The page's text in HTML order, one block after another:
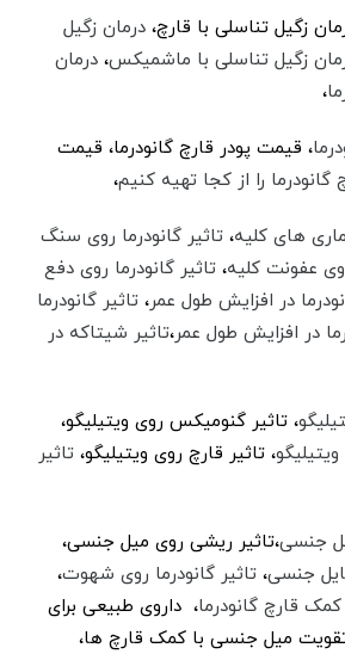
زگیل تناسلی با قارچ،درمان زگیل
زگیل تناسلی با ماشمیکس،درمان
،
،‌ قیمت پودر قارچ گانودرما،‌ قیمت
گانودرما را از کجا تهیه کنیم،
های کلیه، تاثیر گانودرما روی سنگ
عفونت کلیه،تاثیر گانودرما روی دفع
در افزایش طول عمر، تاثیر گانودرما
در افزایش طول عمر،‌تاثیر شیتاکه در
،‌‌ تاثیر گنومیکس روی ویتیلیگو،
، تاثیر قارچ روی ویتیلیگو،‌ تاثیر
جنسی،‌تاثیر ریشی روی میل جنسی،
جنسی، تاثیر گانودرما روی شهوت،
قارچ گانودرما، داروی طبیعی برای
میل جنسی با کمک قارچ ها،